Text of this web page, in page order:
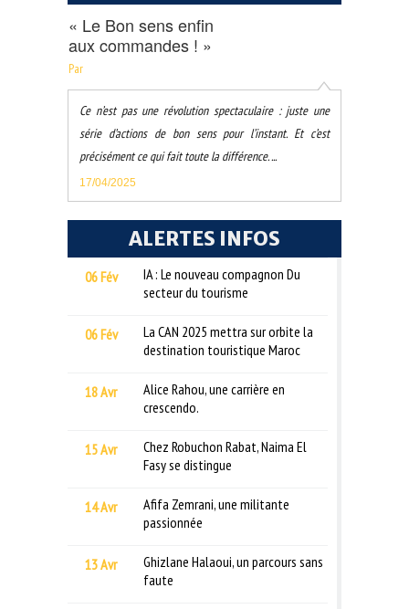
« Le Bon sens enfin
aux commandes ! »
Par
Ce n’est pas une révolution spectaculaire : juste une
série d’actions de bon sens pour l’instant. Et c’est
précisément ce qui fait toute la différence. ...
17/04/2025
ALERTES INFOS
06 Fév
IA : Le nouveau compagnon Du
secteur du tourisme
06 Fév
La CAN 2025 mettra sur orbite la
destination touristique Maroc
18 Avr
Alice Rahou, une carrière en
crescendo.
15 Avr
Chez Robuchon Rabat, Naima El
Fasy se distingue
14 Avr
Afifa Zemrani, une militante
passionnée
13 Avr
Ghizlane Halaoui, un parcours sans
faute